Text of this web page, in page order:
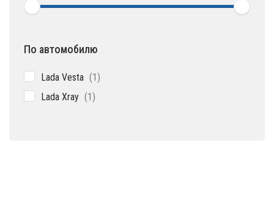
По автомобилю
Lada Vesta 11
Lada Xray 11